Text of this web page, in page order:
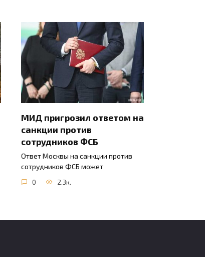
МИД пригрозил ответом на
санкции против
сотрудников ФСБ
Ответ Москвы на санкции против
сотрудников ФСБ может
0 2.3к.